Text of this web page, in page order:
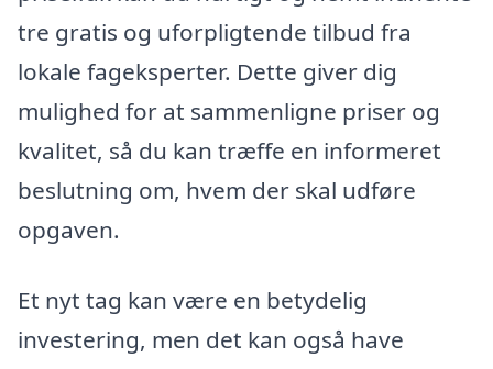
tre gratis og uforpligtende tilbud fra
lokale fageksperter. Dette giver dig
mulighed for at sammenligne priser og
kvalitet, så du kan træffe en informeret
beslutning om, hvem der skal udføre
opgaven.
Et nyt tag kan være en betydelig
investering, men det kan også have